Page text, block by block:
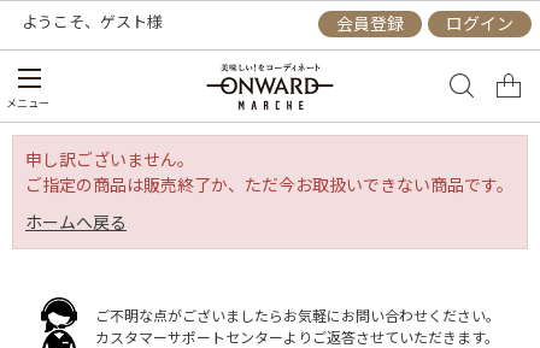
ようこそ、 ゲスト様 会員登録 ログイン
メニュー
申し訳ございません。
ご指定の商品は販売終了か、ただ今お取扱いできない商品です。
ホームへ戻る
ご不明な点がございましたらお気軽にお問い合わせください。
カスタマーサポートセンターよりご返答させていただきます。